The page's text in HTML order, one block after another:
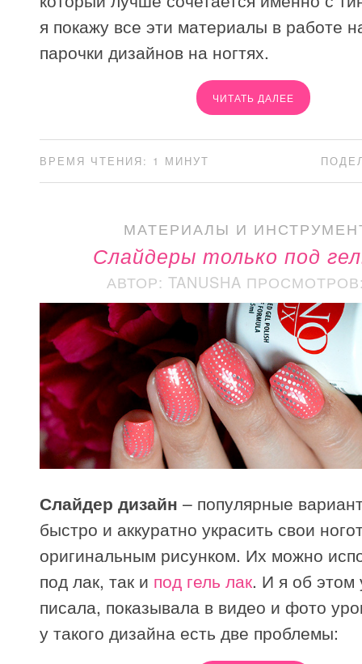
я покажу все эти материалы в работе
парочки дизайнов на ногтях.
ЧИТАТЬ ДАЛЕЕ
ВРЕМЯ ЧТЕНИЯ: 1 МИНУТ
МАТЕРИАЛЫ И
Слайдеры только под
АВТОР: TANUSHA
Слайдер дизайн – популярные
быстро и аккуратно украсить свои
оригинальным рисунком. Их можно
под лак, так и под гель лак. И я об этом
писала, показывала в видео и фото
у такого дизайна есть две проблемы: